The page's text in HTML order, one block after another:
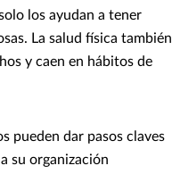
los ayudan a tener
La salud física también
y caen en hábitos de
pueden dar pasos claves
su organización